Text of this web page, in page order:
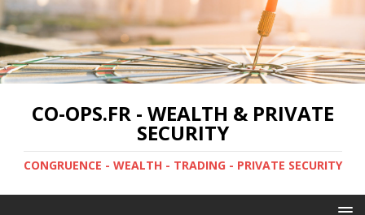
CO-OPS.FR - WEALTH & PRIVATE
SECURITY
CONGRUENCE - WEALTH - TRADING - PRIVATE SECURITY